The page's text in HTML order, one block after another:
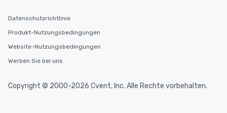
Datenschutzrichtlinie
Produkt-Nutzungsbedingungen
Website-Nutzungsbedingungen
Werben Sie bei uns
Copyright © 2000-2026 Cvent, Inc. Alle Rechte vorbehalten.